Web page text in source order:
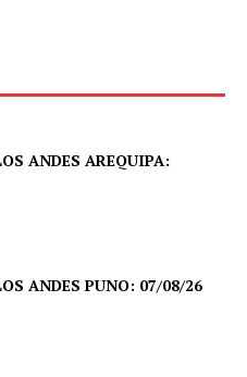
ANDES AREQUIPA:
ANDES PUNO: 07/08/26